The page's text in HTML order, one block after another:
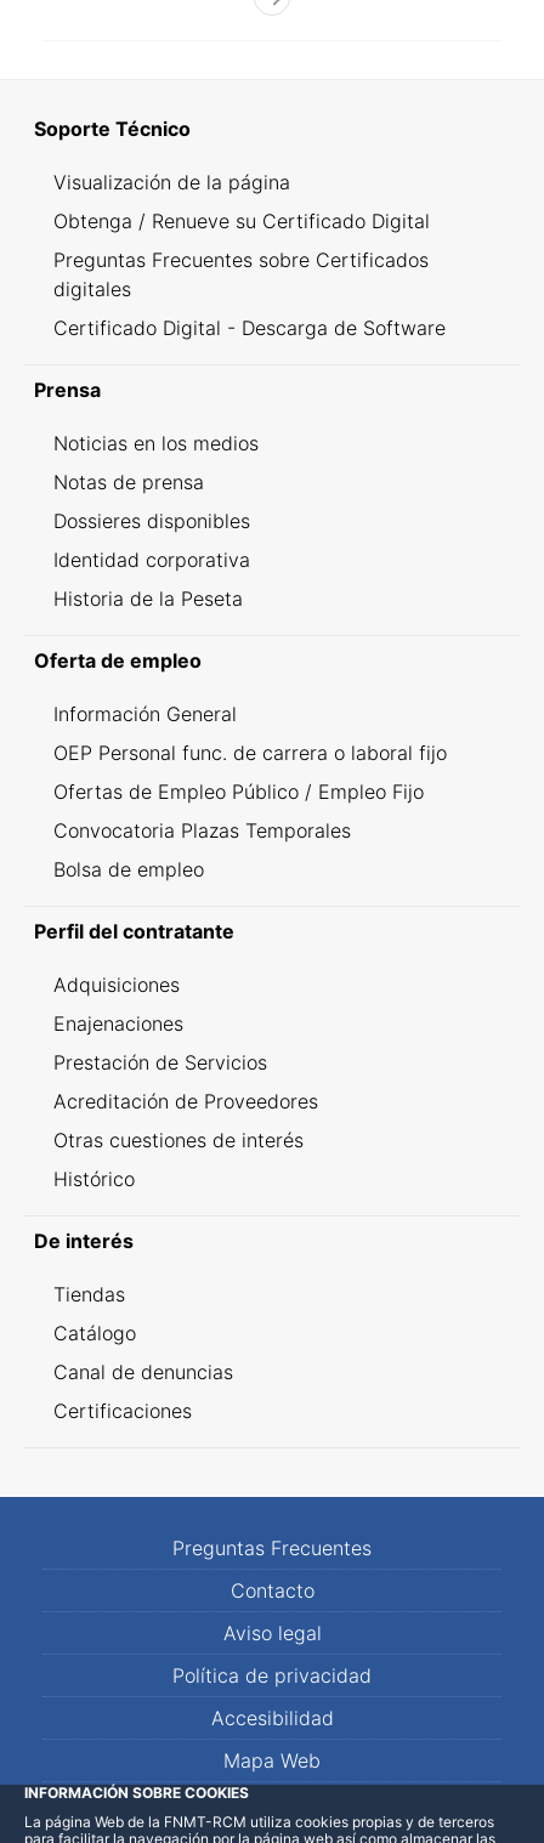
Soporte Técnico
Visualización de la página
Obtenga / Renueve su Certificado Digital
Preguntas Frecuentes sobre Certificados
digitales
Certificado Digital - Descarga de Software
Prensa
Noticias en los medios
Notas de prensa
Dossieres disponibles
Identidad corporativa
Historia de la Peseta
Oferta de empleo
Información General
OEP Personal func. de carrera o laboral fijo
Ofertas de Empleo Público / Empleo Fijo
Convocatoria Plazas Temporales
Bolsa de empleo
Perfil del contratante
Adquisiciones
Enajenaciones
Prestación de Servicios
Acreditación de Proveedores
Otras cuestiones de interés
Histórico
De interés
Tiendas
Catálogo
Canal de denuncias
Certificaciones
Preguntas Frecuentes
Contacto
Aviso legal
Política de privacidad
Accesibilidad
Mapa Web
LinkedInFacebookWhatsApp
INFORMACIÓN SOBRE COOKIES
La página Web de la FNMT-RCM utiliza cookies propias y de terceros
para facilitar la navegación por la página web así como almacenar las